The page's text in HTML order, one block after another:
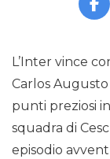
L’Inter vince
Carlos
punti preziosi
squadra di
episodio